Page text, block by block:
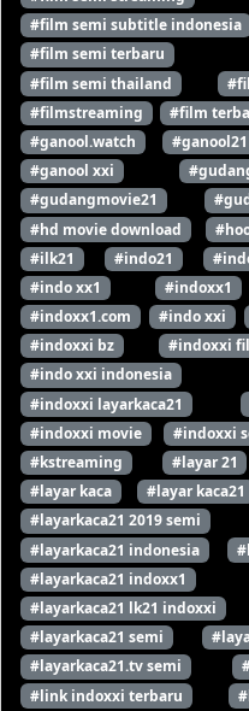
#film semi subtitle indonesia
#film semi terbaru
#film semi thailand
#filmstreaming
#film
#ganool.watch
#ganool21
#ganool xxi
#gudangmovie21
#hd movie download
#ilk21
#indo21
#indo xx1
#indoxx1
#indoxx1.com
#indo xxi
#indoxxi bz
#indoxxi
#indo xxi indonesia
#indoxxi layarkaca21
#indoxxi movie
#indoxxi
#kstreaming
#layar 21
#layar kaca
#layar kaca21
#layarkaca21 2019 semi
#layarkaca21 indonesia
#layarkaca21 indoxx1
#layarkaca21 lk21 indoxxi
#layarkaca21 semi
#layarkaca21.tv semi
#link indoxxi terbaru